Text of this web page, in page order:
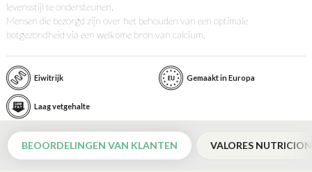
levensstijl te ondersteunen.
Mensen die bezorgd zijn over het behouden van een optimale
botgezondheid via een welkome bron van calcium.
Eiwitrijk Gemaakt in Europa
Laag vetgehalte
BEOORDELINGEN VAN KLANTEN VALORES